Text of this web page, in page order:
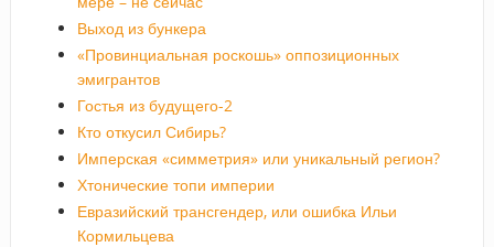
Выход из бункера
«Провинциальная роскошь» оппозиционных
эмигрантов
Гостья из будущего-2
Кто откусил Сибирь?
Имперская «симметрия» или уникальный регион?
Хтонические топи империи
Евразийский трансгендер, или ошибка Ильи
Кормильцева